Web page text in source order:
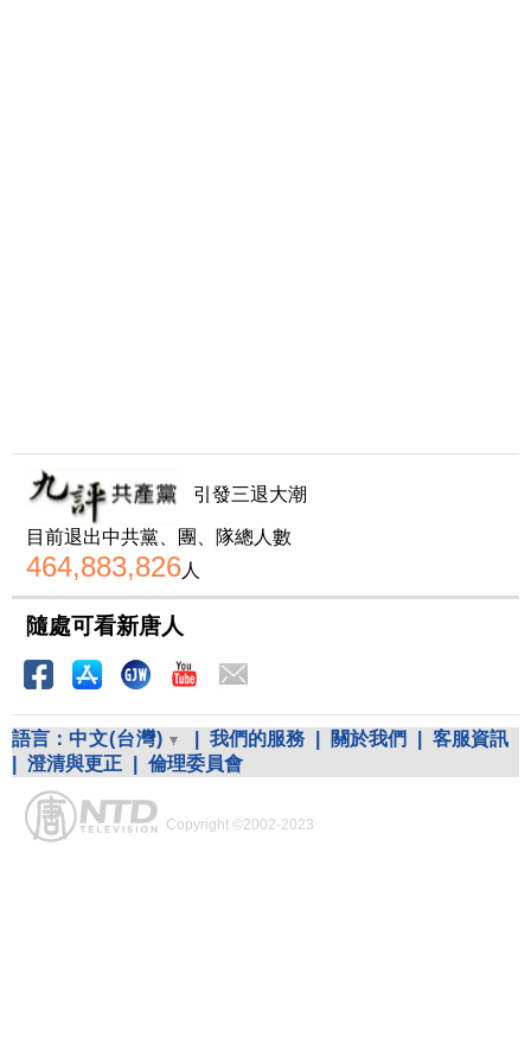
引發三退大潮
目前退出中共黨、團、隊總人數
464,883,826人
隨處可看新唐人
語言： 中文(台灣) 我們的服務 關於我們
客服資訊
澄清與更正 倫理委員會
Copyright ©2002-2023